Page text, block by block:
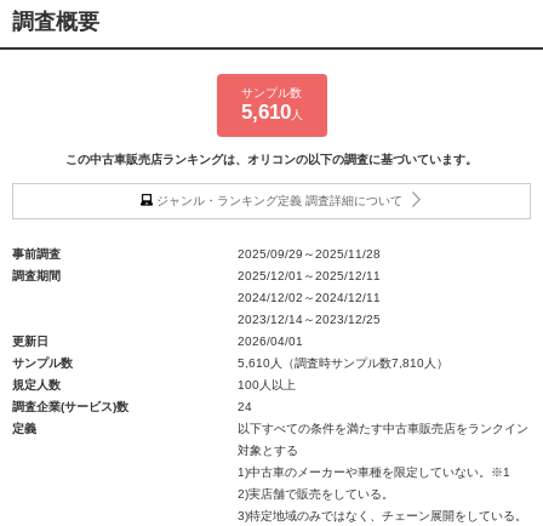
調査概要
サンプル数
5,610人
この中古車販売店ランキングは、オリコンの以下の調査に基づいています。
ジャンル・ランキング定義 調査詳細について
事前調査
2025/09/29～2025/11/28
調査期間
2025/12/01～2025/12/11
2024/12/02～2024/12/11
2023/12/14～2023/12/25
更新日
2026/04/01
サンプル数
5,610人（調査時サンプル数7,810人）
規定人数
100人以上
調査企業(サービス)数
24
定義
以下すべての条件を満たす中古車販売店をランクイン
対象とする
1)中古車のメーカーや車種を限定していない。※1
2)実店舗で販売をしている。
3)特定地域のみではなく、チェーン展開をしている。